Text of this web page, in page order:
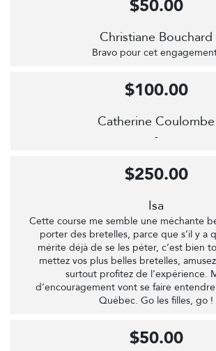
Christiane Bouchard
Bravo pour cet
$50.00
Catherine Coulombe
-
$100.00
Isa
Cette course me semble une méchante
porter des bretelles, parce que s’il y a
mérite déjà de se les péter, c’est bien
mettez vos plus belles bretelles,
surtout profitez de l’expérience.
d’encouragement vont se faire
Québec. Go les filles, go !
$250.00
$50.00